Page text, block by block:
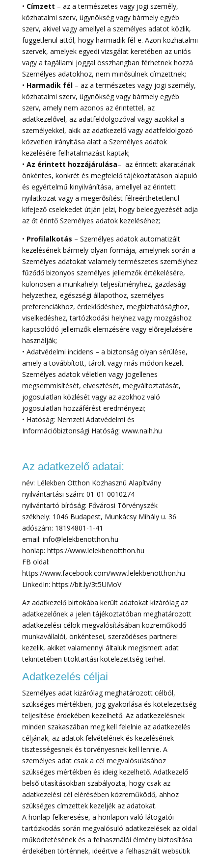
• Címzett – az a természetes vagy jogi személy,
közhatalmi szerv, ügynökség vagy bármely egyéb
szerv, akivel vagy amellyel a személyes adatot közlik,
függetlenül attól, hogy harmadik fél-e. Azon közhatalmi
szervek, amelyek egyedi vizsgálat keretében az uniós
vagy a tagállami joggal összhangban férhetnek hozzá
Személyes adatokhoz, nem minősülnek címzettnek;
• Harmadik fél– az a természetes vagy jogi személy,
közhatalmi szerv, ügynökség vagy bármely egyéb
szerv, amely nem azonos az érintettel, az
adatkezelővel, az adatfeldolgozóval vagy azokkal a
személyekkel, akik az adatkezelő vagy adatfeldolgozó
közvetlen irányítása alatt a Személyes adatok
kezelésére felhatalmazást kaptak;
• Az érintett hozzájárulása– az érintett akaratának
önkéntes, konkrét és megfelelő tájékoztatáson alapuló
és egyértelmű kinyilvánítása, amellyel az érintett
nyilatkozat vagy a megerősítést félreérthetetlenül
kifejező cselekedet útján jelzi, hogy beleegyezését adja
az őt érintő Személyes adatok kezeléséhez;
• Profilalkotás – Személyes adatok automatizált
kezelésének bármely olyan formája, amelynek során a
Személyes adatokat valamely természetes személyhez
fűződő bizonyos személyes jellemzők értékelésére,
különösen a munkahelyi teljesítményhez, gazdasági
helyzethez, egészségi állapothoz, személyes
preferenciákhoz, érdeklődéshez, megbízhatósághoz,
viselkedéshez, tartózkodási helyhez vagy mozgáshoz
kapcsolódó jellemzők elemzésére vagy előrejelzésére
használják;
• Adatvédelmi incidens – a biztonság olyan sérülése,
amely a továbbított, tárolt vagy más módon kezelt
Személyes adatok véletlen vagy jogellenes
megsemmisítését, elvesztését, megváltoztatását,
jogosulatlan közlését vagy az azokhoz való
jogosulatlan hozzáférést eredményezi;
• Hatóság: Nemzeti Adatvédelmi és
Információbiztonsági Hatóság: www.naih.hu
Az adatkezelő adatai:
név: Lélekben Otthon Közhasznú Alapítvány
nyilvántartási szám: 01-01-0010274
nyilvántartó bíróság: Fővárosi Törvényszék
székhely: 1046 Budapest, Munkácsy Mihály u. 36
adószám: 18194801-1-41
email: info@lelekbenotthon.hu
honlap: https://www.lelekbenotthon.hu
FB oldal:
https://www.facebook.com/www.lelekbenotthon.hu
LinkedIn: https://bit.ly/3t5UMoV
Az adatkezelő birtokába került adatokat kizárólag az
adatkezelőnek a jelen tájékoztatóban meghatározott
adatkezelési célok megvalósításában közreműködő
munkavállalói, önkéntesei, szerződéses partnerei
kezelik, akiket valamennyi általuk megismert adat
tekintetében titoktartási kötelezettség terhel.
Adatkezelés céljai
Személyes adat kizárólag meghatározott célból,
szükséges mértékben, jog gyakorlása és kötelezettség
teljesítése érdekében kezelhető. Az adatkezelésnek
minden szakaszában meg kell felelnie az adatkezelés
céljának, az adatok felvételének és kezelésének
tisztességesnek és törvényesnek kell lennie. A
személyes adat csak a cél megvalósulásához
szükséges mértékben és ideig kezelhető. Adatkezelő
belső utasításokban szabályozta, hogy csak az
adatkezelési cél elérésében közreműködő, ahhoz
szükséges címzettek kezeljék az adatokat.
A honlap felkeresése, a honlapon való látogatói
tartózkodás során megvalósuló adatkezelések az oldal
működtetésének és a felhasználói élmény biztosítása
érdekében történnek, ideértve a felhasznált websütik